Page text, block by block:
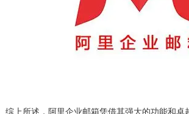
综上所述，阿里企业邮箱凭借其强大的功能和卓